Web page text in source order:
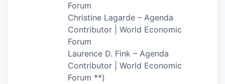
Forum
Christine Lagarde – Agenda
Contributor | World Economic
Forum
Laurence D. Fink – Agenda
Contributor | World Economic
Forum **)